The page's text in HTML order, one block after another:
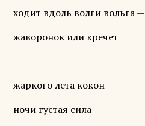
ходит вдоль волги вольга —
жаворонок или кречет
жаркого лета кокон
ночи густая сила —